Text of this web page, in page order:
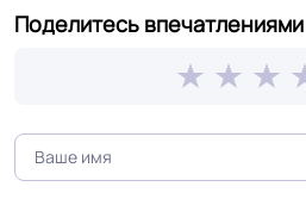
Коэффициент
противоскольжения
Вес 1 м.кв. 1.8 кг
Поделитесь впечатлениями